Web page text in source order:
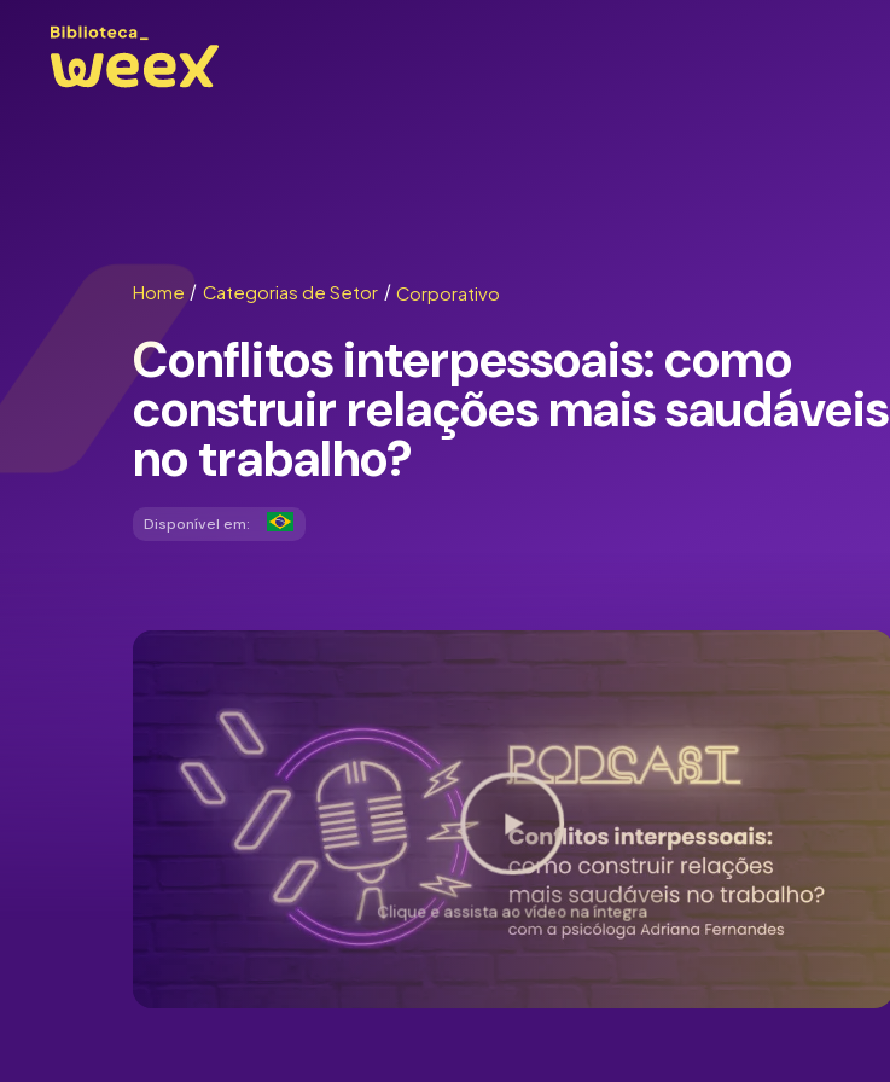
Home / Categorias de Setor / Corporativo
Conflitos interpessoais: como
construir relações mais saudáveis
no trabalho?
Disponível em:
Clique e assista ao vídeo na íntegra